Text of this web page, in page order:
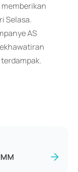
Selasa.
AS